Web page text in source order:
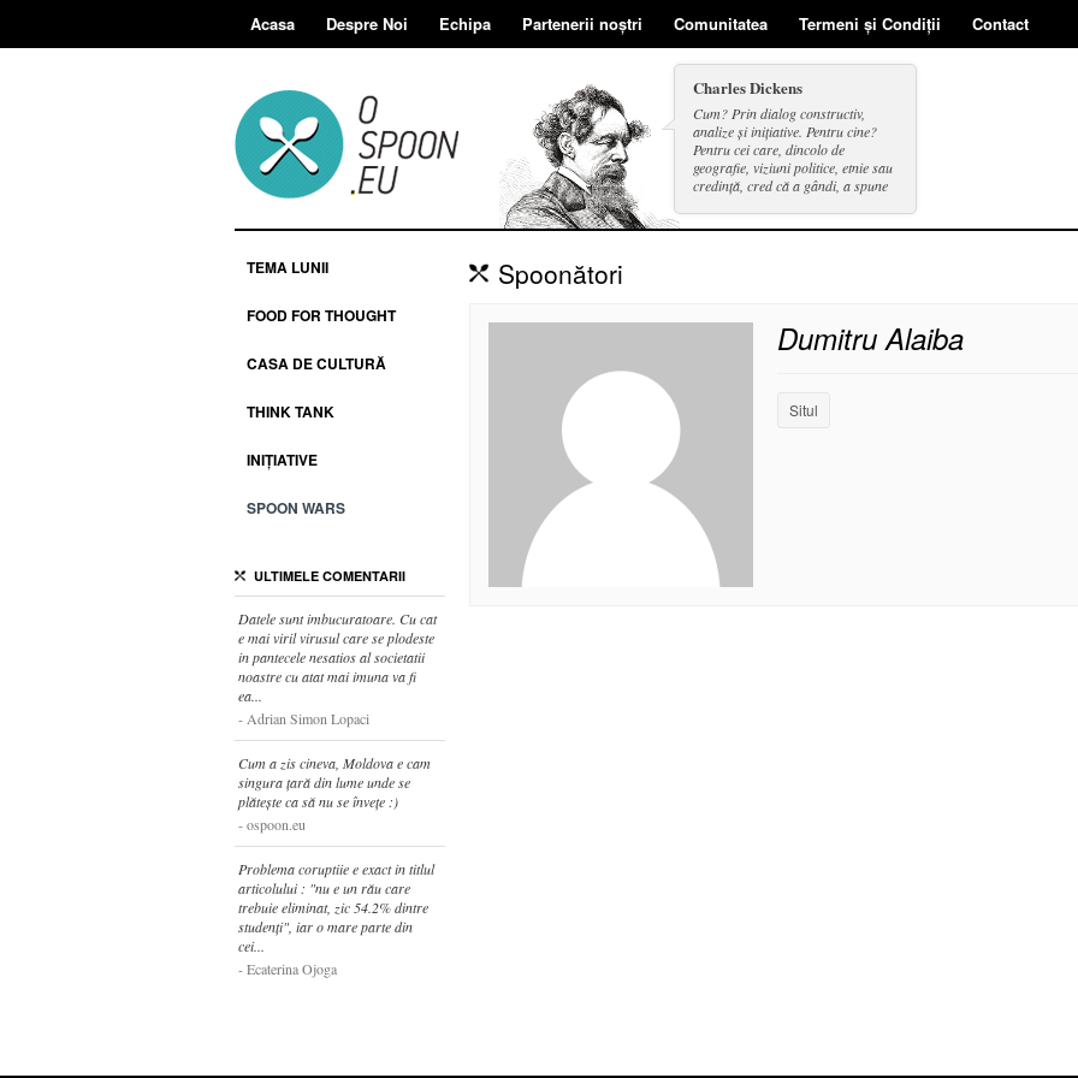
Acasa Despre Noi Echipa Partenerii noștri Comunitatea Termeni și Condiții Contact
Charles Dickens
Cum? Prin dialog constructiv,
analize și inițiative. Pentru cine?
Pentru cei care, dincolo de
geografie, viziuni politice, etnie sau
credință, cred că a gândi, a spune
TEMA LUNII
FOOD FOR THOUGHT
CASA DE CULTURĂ
THINK TANK
INIȚIATIVE
SPOON WARS
ULTIMELE COMENTARII
Datele sunt imbucuratoare. Cu cat
e mai viril virusul care se plodeste
in pantecele nesatios al societatii
noastre cu atat mai imuna va fi
ea...
Adrian Simon Lopaci
Cum a zis cineva, Moldova e cam
singura țară din lume unde se
plătește ca să nu se învețe :)
ospoon.eu
Problema coruptiie e exact in titlul
articolului : "nu e un rău care
trebuie eliminat, zic 54.2% dintre
studenți", iar o mare parte din
cei...
Ecaterina Ojoga
Spoonători
Dumitru Alaiba
Situl